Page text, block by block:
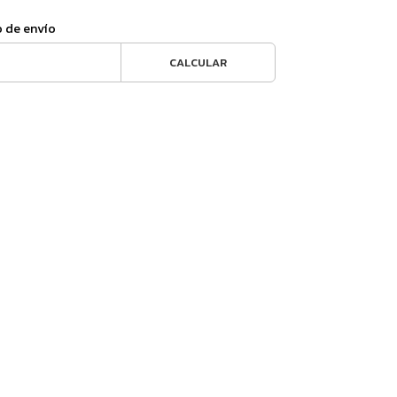
envío
CALCULAR